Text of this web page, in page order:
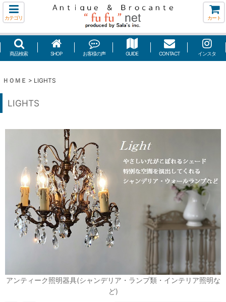
カテゴリ カート
商品検索 SHOP お客様の声 GUIDE CONTACT インスタ
ＨＯＭＥ > LIGHTS
LIGHTS
アンティーク照明器具(シャンデリア・ランプ類・インテリア照明な
ど)